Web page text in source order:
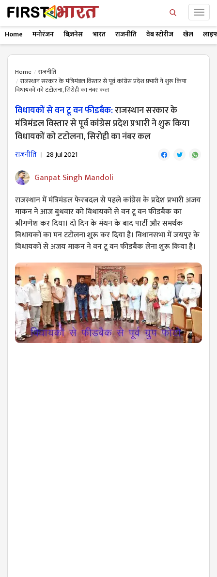
Home मनोरंजन बिज़नेस भारत राजनीति वेब स्टोरीज खेल
Home
राजनीति
राजस्थान सरकार के मंत्रिमंडल विस्तार से पूर्व कांग्रेस प्रदेश प्रभारी ने शुरू किया
विधायकों को टटोलना, सिरोही का नंबर कल
विधायकों से वन टू वन फीडबैक:राजस्थान सरकार के
मंत्रिमंडल विस्तार से पूर्व कांग्रेस प्रदेश प्रभारी ने शुरू किया
विधायकों को टटोलना, सिरोही का नंबर कल
राजनीति 28 Jul 2021
Ganpat Singh Mandoli
राजस्थान में मंत्रिमंडल फेरबदल से पहले कांग्रेस के प्रदेश प्रभारी अजय
माकन ने आज बुधवार को विधायकों से वन टू वन फीडबैक का
श्रीगणेश कर दिया। दो दिन के मंथन के बाद पार्टी और समर्थक
विधायकों का मन टटोलना शुरू कर दिया है। विधानसभा में जयपुर के
विधायकों से अजय माकन ने वन टू वन फीडबैक लेना शुरू किया है।